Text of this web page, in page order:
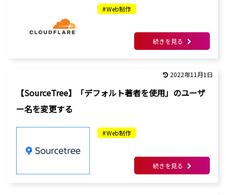
Web制作
続きを見る
【SourceTree】「デフォルト著者を使用」のユーザ
ー名を変更する
2022年11月1日
Web制作
続きを見る